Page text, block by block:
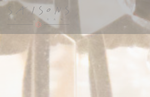
Personnalisation de vos choix en matière de